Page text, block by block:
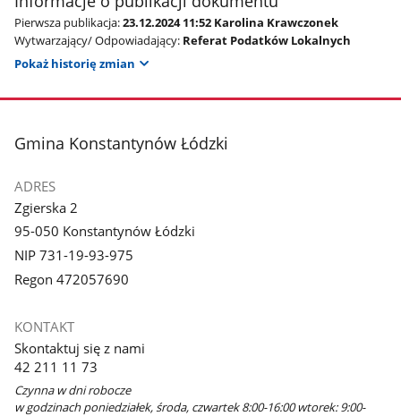
Pierwsza publikacja:23.12.2024 11:52 Karolina Krawczonek
Wytwarzający/ Odpowiadający: Referat Podatków Lokalnych
Pokaż historię zmian
stopka
Gmina Konstantynów Łódzki
ADRES
Zgierska 2
95-050 Konstantynów Łódzki
NIP 731-19-93-975
Regon 472057690
KONTAKT
Skontaktuj się z nami
42 211 11 73
Czynna w dni robocze
w godzinach poniedziałek, środa, czwartek 8:00-16:00 wtorek: 9:00-